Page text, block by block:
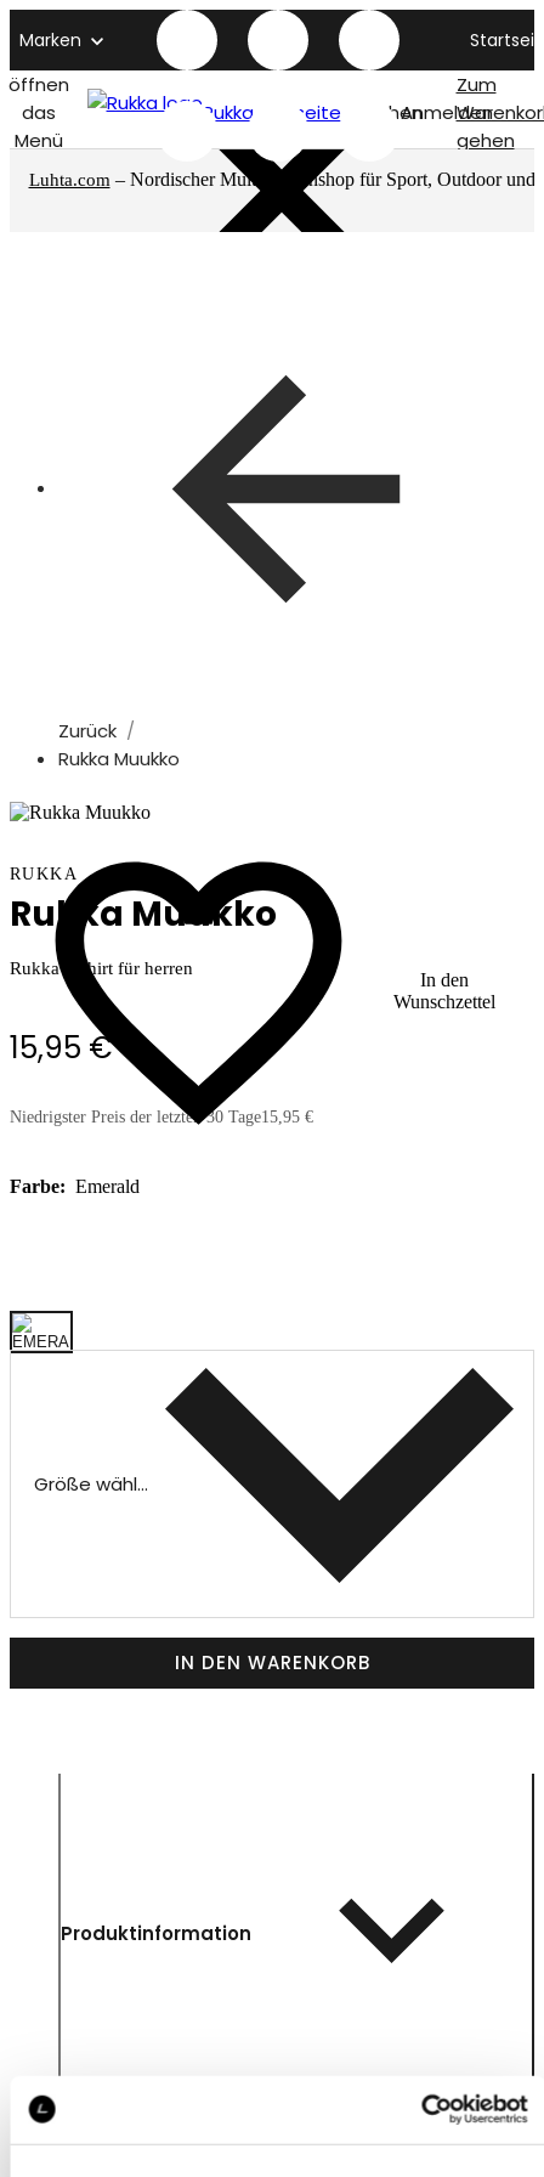
Marken
öffnen
das
Menü
Rukka titelseite SuchenAnmelden
Zum
gehen
Luhta.com – Nordischer Multimarkenshop für Sport, Outdoor und
Zurück
Rukka Muukko
In den
Wunschzettel
RUKKA
Rukka Muukko
Rukka T-shirt für herren
15,95 €
Niedrigster Preis der letzten 30 Tage15,95 €
Farbe: Emerald
Größe wählen
IN DEN WARENKORB
Produktinformation